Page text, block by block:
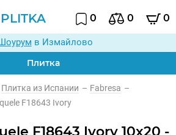
PLITKA 0 0 0
в Измайлово
Плитка
Плитка из Испании – Fabresa –
F18643 Ivory
F18643 Ivory 10x20 -